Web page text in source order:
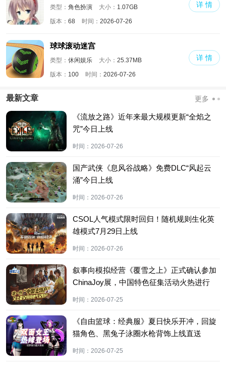
类型： 角色扮演 大小： 1.07GB
版本： 68 时间： 2026-07-26
详 情
球球滚动迷宫
类型： 休闲娱乐 大小： 25.37MB
版本： 100 时间： 2026-07-26
详 情
最新文章 更多
《流放之路》近年来最大规模更新“全焰之
咒”今日上线
时间： 2026-07-26
国产武侠《息风谷战略》免费DLC“风起云
涌”今日上线
时间： 2026-07-26
CSOL人气模式限时回归！随机规则生化英
雄模式7月29日上线
时间： 2026-07-26
叙事向模拟经营《覆雪之上》正式确认参加
ChinaJoy展，中国特色征集活动火热进行
时间： 2026-07-25
《自由篮球：经典服》夏日快乐开冲，回旋
猫角色、黑兔子泳圈水枪背饰上线直送
时间： 2026-07-25